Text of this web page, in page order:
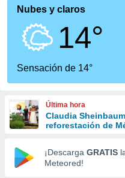
ha sido
calidad.
a este
las
y
forma
digital
basada
Nubes y claros
14°
Sensación de 14°
Última hora
Claudia
reforestación de
¡Descarga GRATIS
Meteored!